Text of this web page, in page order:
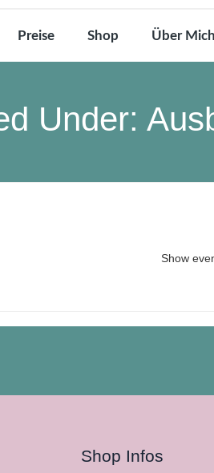
Preise Shop Über Mich
Under:
Show
Shop Infos